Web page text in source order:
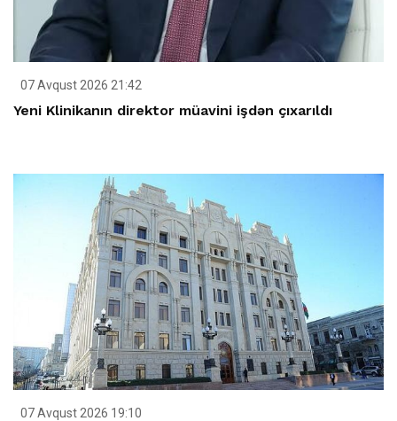
07 Avqust 2026 21:42
Yeni Klinikanın direktor müavini işdən çıxarıldı
07 Avqust 2026 19:10